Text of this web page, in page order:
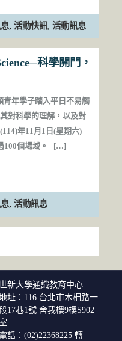
, 活動快訊, 活動訊息
科學開門，
青年學子踏入平日不易觸
對科學的理解，以及對
年11月1日(星期六)
100個場域。 […]
, 活動訊息
新大學通識教育中心
址：116 台北市木柵路一
17巷1號 舍我樓9樓S902
室
電話：(02)22368225 轉